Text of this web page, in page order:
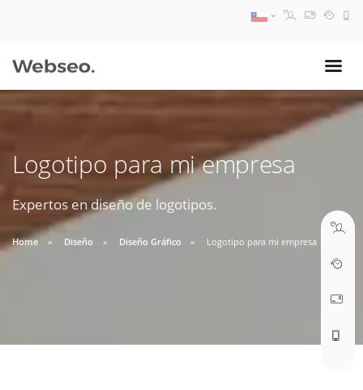
Logotipo para mi empresa
Expertos en diseño de logotipos.
Home Diseño Diseño Gráfico Logotipo para mi empresa
09:30 AM A 18:30 PM
soporte@webseo.cl